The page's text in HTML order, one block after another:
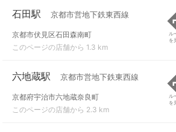
石田駅 京都市営地下鉄東西線
京都市伏見区石田森南町
このページの店舗から 1.3 km
ル
を
六地蔵駅 京都市営地下鉄東西線
京都府宇治市六地蔵奈良町
このページの店舗から 2.3 km
ル
を